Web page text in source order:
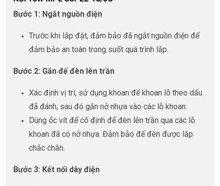
Bước 1: Ngắt nguồn điện
Trước khi lắp đặt, đảm bảo đã ngắt nguồn điện để
đảm bảo an toàn trong suốt quá trình lắp.
Bước 2: Gắn đế đèn lên trần
Xác định vị trí, sử dụng khoan để khoan lỗ theo dấu
đã đánh, sau đó gắn nở nhựa vào các lỗ khoan.
Dùng ốc vít để cố định đế đèn lên trần qua các lỗ
khoan đã có nở nhựa. Đảm bảo đế đèn được lắp
chắc chắn.
Bước 3: Kết nối dây điện